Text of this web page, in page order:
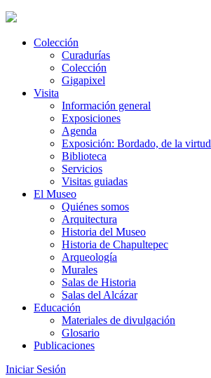
Colección
Curadurías
Colección
Gigapixel
Visita
Información general
Exposiciones
Agenda
Exposición: Bordado, de la virtud
Biblioteca
Servicios
Visitas guiadas
El Museo
Quiénes somos
Arquitectura
Historia del Museo
Historia de Chapultepec
Arqueología
Murales
Salas de Historia
Salas del Alcázar
Educación
Materiales de divulgación
Glosario
Publicaciones
Iniciar Sesión